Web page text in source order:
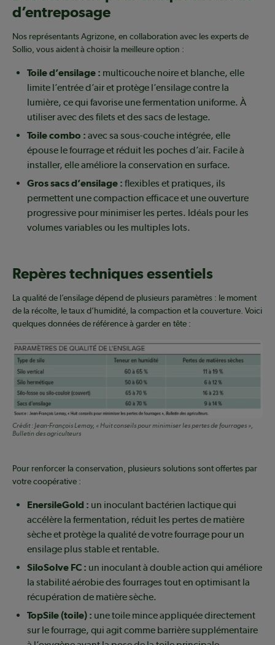
d’entreposage
Nos représentants Agrizone, en collaboration avec les experts de
Sollio, vous aident à choisir la meilleure option :
Toile d’ensilage : multicouche noire et blanche, elle
limite l’entrée d’air et protège l’ensilage contre la
lumière, ce qui favorise une fermentation uniforme. À
utiliser avec des filets et des sacs de lestage.
Toile combo : avec sa sous-couche intégrée, elle
épouse le fourrage et réduit les poches d’air. Facile à
installer, elle améliore la conservation en surface.
Gros sacs d’ensilage : flexibles et pratiques, ils
permettent une compaction efficace et une ouverture
progressive pour minimiser les pertes. Idéals pour les
volumes variables ou les multiples lots.
Repères techniques essentiels
La qualité de l’ensilage dépend de plusieurs paramètres : le moment
de la récolte, le taux d’humidité, la compaction et la couverture. Voici
quelques données de référence à garder en tête :
Crédit :Jean-François Lemay, « Huit conseils pour minimiser les pertes de fourrages »,
Bulletin des agriculteurs
Pour renforcer la conservation, plusieurs solutions sont offertes par
votre coopérative :
EnersileGold : un inoculant bactérien lactique qui
accélère la fermentation, réduit les pertes de matière
sèche et protège la qualité de votre fourrage pour un
ensilage plus stable et rentable.
SiloSolve FC : un inoculant à double action qui améliore
la stabilité aérobie des fourrages tout en optimisant la
récupération de matière sèche.
TopSile (toile) : une toile mince appliquée directement
sur le fourrage, qui agit comme barrière supplémentaire